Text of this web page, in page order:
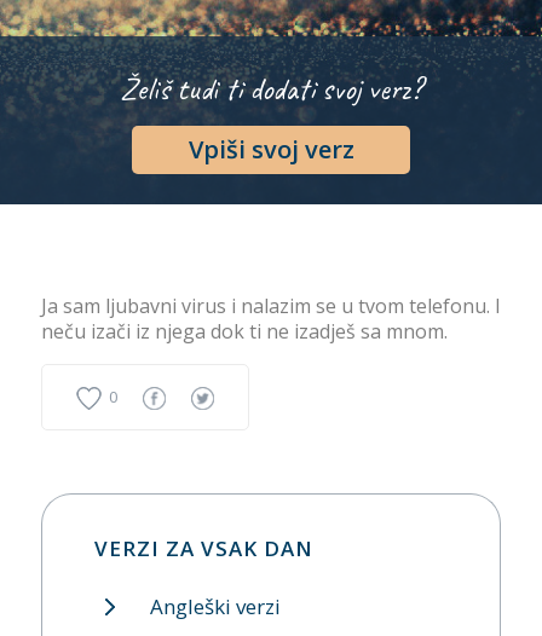
Želiš tudi ti dodati svoj verz?
Vpiši svoj verz
Ja sam ljubavni virus i nalazim se u tvom telefonu. I
neču izači iz njega dok ti ne izadješ sa mnom.
0
VERZI ZA VSAK DAN
Angleški verzi